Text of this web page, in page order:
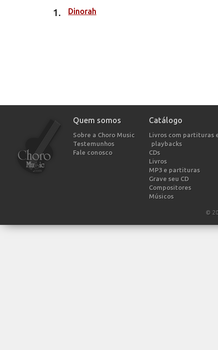
Dinorah
Quem somos
Sobre a Choro Music
Testemunhos
Fale conosco
Catálogo
Livros com partituras
playbacks
CDs
Livros
MP3 e partituras
Grave seu CD
Compositores
Músicos
©